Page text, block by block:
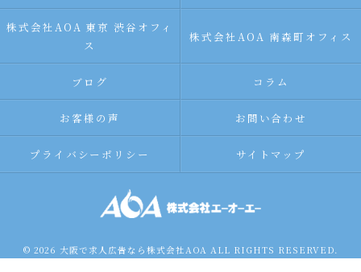
株式会社AOA 東京 渋谷オフィ
ス
株式会社AOA 南森町オフィス
ブログ コラム
お客様の声 お問い合わせ
プライバシーポリシー サイトマップ
© 2026 大阪で求人広告なら株式会社AOA ALL RIGHTS RESERVED.